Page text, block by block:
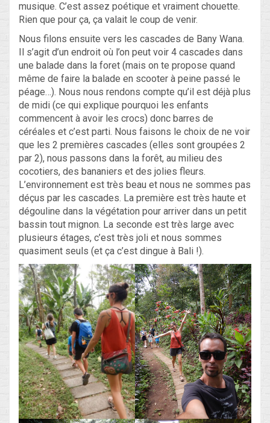
musique. C’est assez poétique et vraiment chouette.
Rien que pour ça, ça valait le coup de venir.
Nous filons ensuite vers les cascades de Bany Wana.
Il s’agit d’un endroit où l’on peut voir 4 cascades dans
une balade dans la foret (mais on te propose quand
même de faire la balade en scooter à peine passé le
péage…). Nous nous rendons compte qu’il est déjà plus
de midi (ce qui explique pourquoi les enfants
commencent à avoir les crocs) donc barres de
céréales et c’est parti. Nous faisons le choix de ne voir
que les 2 premières cascades (elles sont groupées 2
par 2), nous passons dans la forêt, au milieu des
cocotiers, des bananiers et des jolies fleurs.
L’environnement est très beau et nous ne sommes pas
déçus par les cascades. La première est très haute et
dégouline dans la végétation pour arriver dans un petit
bassin tout mignon. La seconde est très large avec
plusieurs étages, c’est très joli et nous sommes
quasiment seuls (et ça c’est dingue à Bali !).